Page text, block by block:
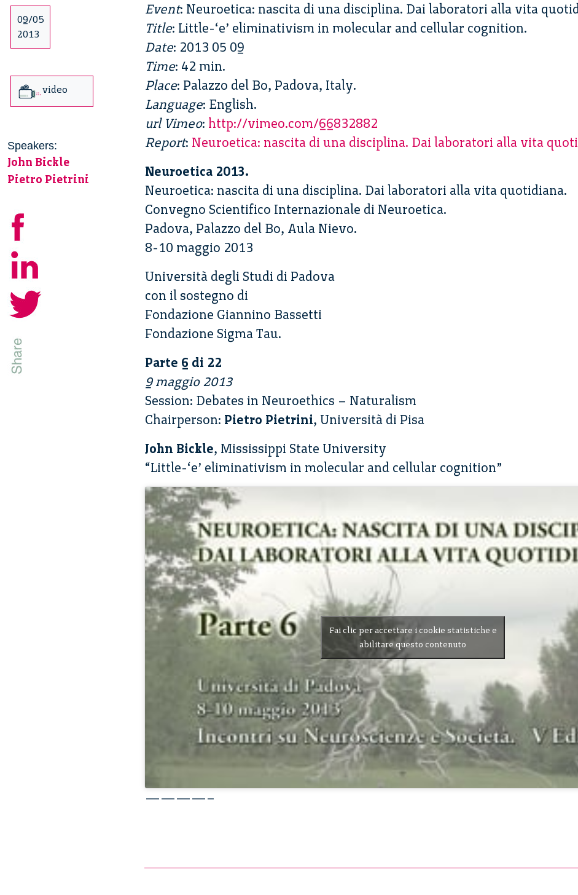
09/05
2013
video
Speakers:
John Bickle
Pietro Pietrini
Event: Neuroetica: nascita di una disciplina. Dai laboratori alla vita
Title: Little-‘e’ eliminativism in molecular and cellular cognition.
Date: 2013 05 09
Time: 42 min.
Place: Palazzo del Bo, Padova, Italy.
Language: English.
url Vimeo: http://vimeo.com/66832882
Report: Neuroetica: nascita di una disciplina. Dai laboratori alla vita
Neuroetica 2013.
Neuroetica: nascita di una disciplina. Dai laboratori alla vita quotidiana.
Convegno Scientifico Internazionale di Neuroetica.
Padova, Palazzo del Bo, Aula Nievo.
8-10 maggio 2013
Università degli Studi di Padova
con il sostegno di
Fondazione Giannino Bassetti
Fondazione Sigma Tau.
Parte 6 di 22
9 maggio 2013
Session: Debates in Neuroethics – Naturalism
Chairperson: Pietro Pietrini, Università di Pisa
John Bickle, Mississippi State University
“Little-‘e’ eliminativism in molecular and cellular cognition”
Fai clic per accettare i cookie statistiche e
abilitare questo contenuto
————–